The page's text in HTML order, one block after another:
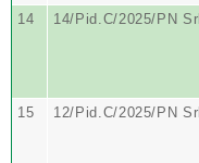
14
14/Pid.C/2025/PN Srl
15
12/Pid.C/2025/PN Srl